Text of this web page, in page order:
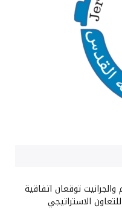
توقعان اتفاقية
الاستراتيجي